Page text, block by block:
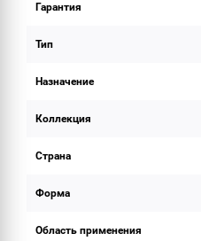
Гарантия
Тип
Назначение
Коллекция
Страна
Форма
Область применения